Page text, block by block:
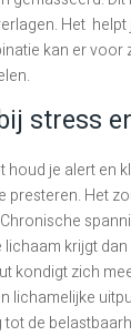
Het helpt
kan er voor
stress
houd je alert en
presteren. Het
krijgt
kondigt zich
lichamelijke
de